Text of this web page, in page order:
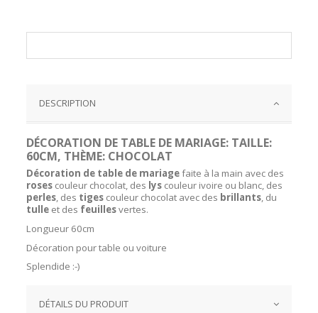
DESCRIPTION
DÉCORATION DE TABLE DE MARIAGE: TAILLE:
60CM, THÈME: CHOCOLAT
Décoration de table de mariagefaite à la main avec des
roses couleur chocolat, des lys couleur ivoire ou blanc, des
perles, des tiges couleur chocolat avec des brillants, du
tulle et des feuillesvertes.
Longueur 60cm
Décoration pour table ou voiture
Splendide :-)
DÉTAILS DU PRODUIT